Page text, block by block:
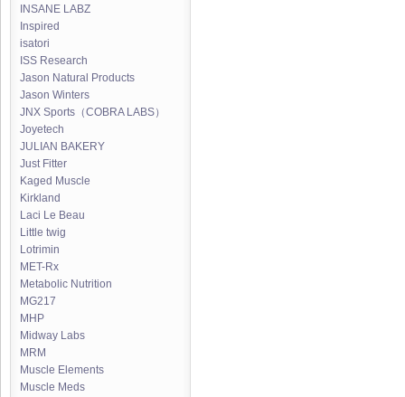
INSANE LABZ
Inspired
isatori
ISS Research
Jason Natural Products
Jason Winters
JNX Sports（COBRA LABS）
Joyetech
JULIAN BAKERY
Just Fitter
Kaged Muscle
Kirkland
Laci Le Beau
Little twig
Lotrimin
MET-Rx
Metabolic Nutrition
MG217
MHP
Midway Labs
MRM
Muscle Elements
Muscle Meds